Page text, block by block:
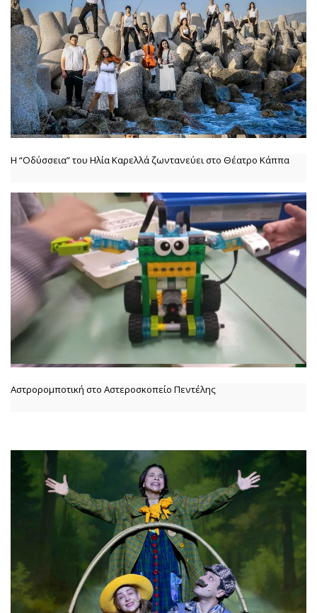
Η “Οδύσσεια” του Ηλία Καρελλά ζωντανεύει στο Θέατρο Κάππα
Αστρορομποτική στο Αστεροσκοπείο Πεντέλης